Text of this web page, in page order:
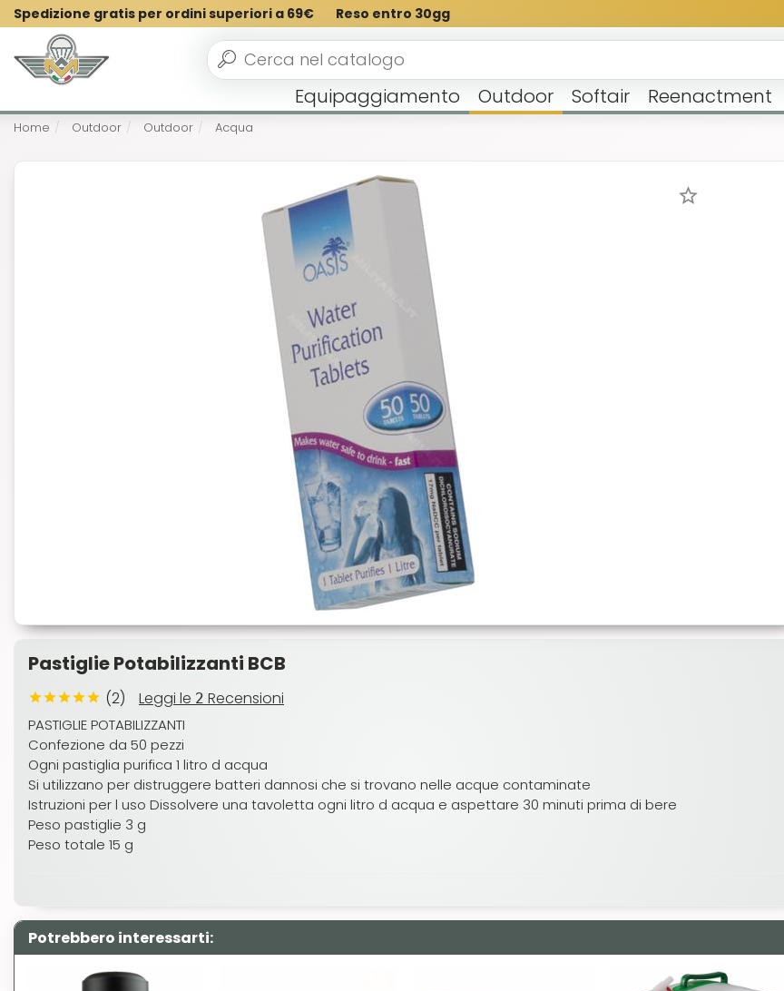
Spedizione gratis per ordini superiori a 69€ Reso entro 30gg
Equipaggiamento Outdoor Softair Reenactment
Home Outdoor Outdoor Acqua
Pastiglie Potabilizzanti BCB
(2) Leggi le 2 Recensioni
PASTIGLIE POTABILIZZANTI
Confezione da 50 pezzi
Ogni pastiglia purifica 1 litro d acqua
Si utilizzano per distruggere batteri dannosi che si trovano nelle acque contaminate
Istruzioni per l uso Dissolvere una tavoletta ogni litro d acqua e aspettare 30 minuti prima di bere
Peso pastiglie 3 g
Peso totale 15 g
Potrebbero interessarti: